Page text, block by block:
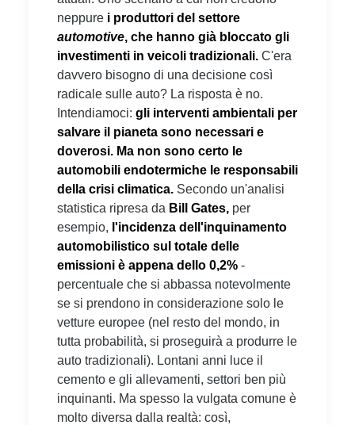
neppure i produttori del settore
automotive, che hanno già bloccato gli
investimenti in veicoli tradizionali. C'era
davvero bisogno di una decisione così
radicale sulle auto? La risposta è no.
Intendiamoci: gli interventi ambientali per
salvare il pianeta sono necessari e
doverosi. Ma non sono certo le
automobili endotermiche le responsabili
della crisi climatica. Secondo un'analisi
statistica ripresa da Bill Gates, per
esempio, l'incidenza dell'inquinamento
automobilistico sul totale delle
emissioni è appena dello 0,2% -
percentuale che si abbassa notevolmente
se si prendono in considerazione solo le
vetture europee (nel resto del mondo, in
tutta probabilità, si proseguirà a produrre le
auto tradizionali). Lontani anni luce il
cemento e gli allevamenti, settori ben più
inquinanti. Ma spesso la vulgata comune è
molto diversa dalla realtà: così,